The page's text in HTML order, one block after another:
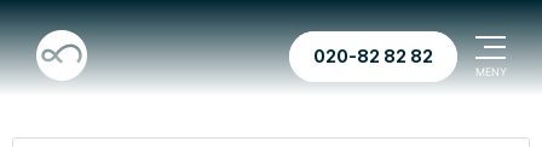
020-82 82 82